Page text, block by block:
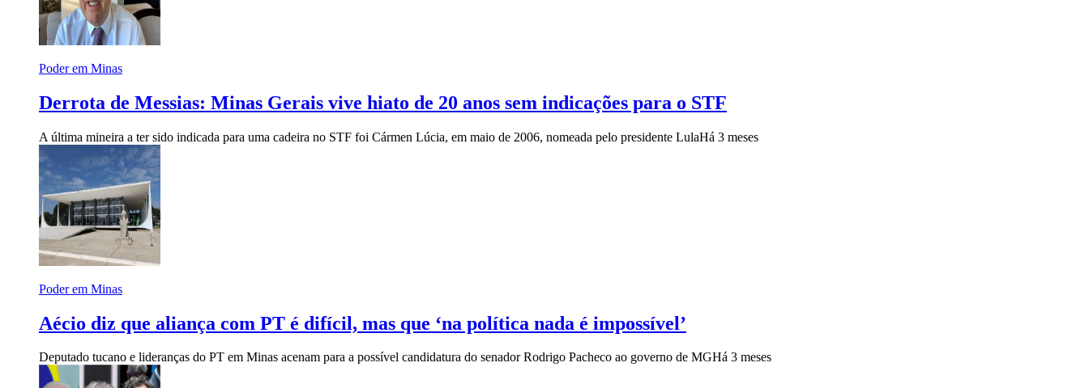
Poder em Minas
Derrota de Messias: Minas Gerais vive hiato de 20 anos sem indicações para o STF
A última mineira a ter sido indicada para uma cadeira no STF foi Cármen Lúcia, em maio de 2006, nomeada pelo presidente LulaHá 3 meses
Poder em Minas
Aécio diz que aliança com PT é difícil, mas que ‘na política nada é impossível’
Deputado tucano e lideranças do PT em Minas acenam para a possível candidatura do senador Rodrigo Pacheco ao governo de MGHá 3 meses